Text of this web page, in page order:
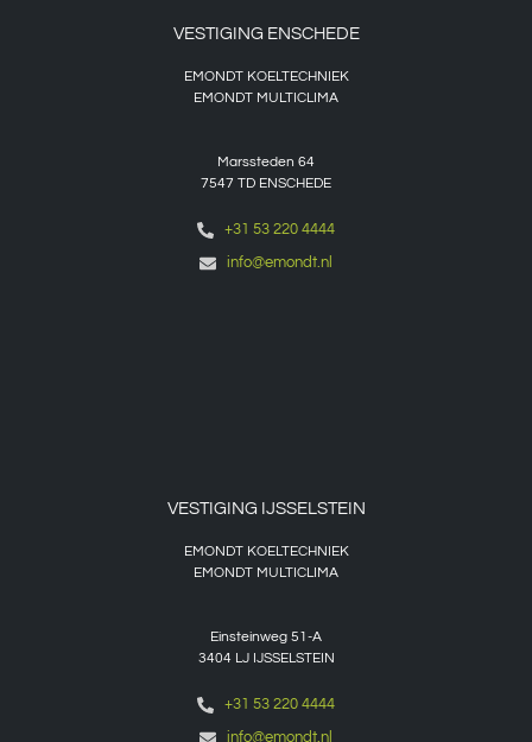
VESTIGING ENSCHEDE
EMONDT KOELTECHNIEK
EMONDT MULTICLIMA
Marssteden 64
7547 TD ENSCHEDE
+31 53 220 4444
info@emondt.nl
VESTIGING IJSSELSTEIN
EMONDT KOELTECHNIEK
EMONDT MULTICLIMA
Einsteinweg 51-A
3404 LJ IJSSELSTEIN
+31 53 220 4444
info@emondt.nl